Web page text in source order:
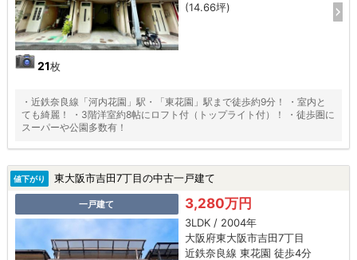
21枚
(14.66坪)
・近鉄奈良線「河内花園」駅・「東花園」駅まで徒歩約9分！ ・室内と
ても綺麗！ ・3階洋室約8帖にロフト付（トップライト付）！ ・徒歩圏に
スーパーや公園多数有！
値下がり 東大阪市吉田7丁目の中古一戸建て
一戸建て 3,280万円
3LDK / 2004年
大阪府東大阪市吉田7丁目
近鉄奈良線 東花園 徒歩4分